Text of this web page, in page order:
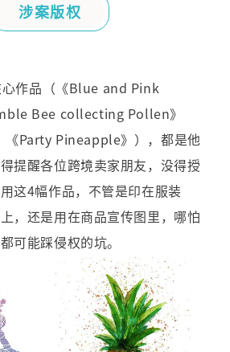
涉案版权
作品（《Blue and Pink
Bee collecting Pollen》
《Party Pineapple》），都是他
提醒各位跨境卖家朋友，没得授
这4幅作品，不管是印在服装
，还是用在商品宣传图里，哪怕
可能踩侵权的坑。